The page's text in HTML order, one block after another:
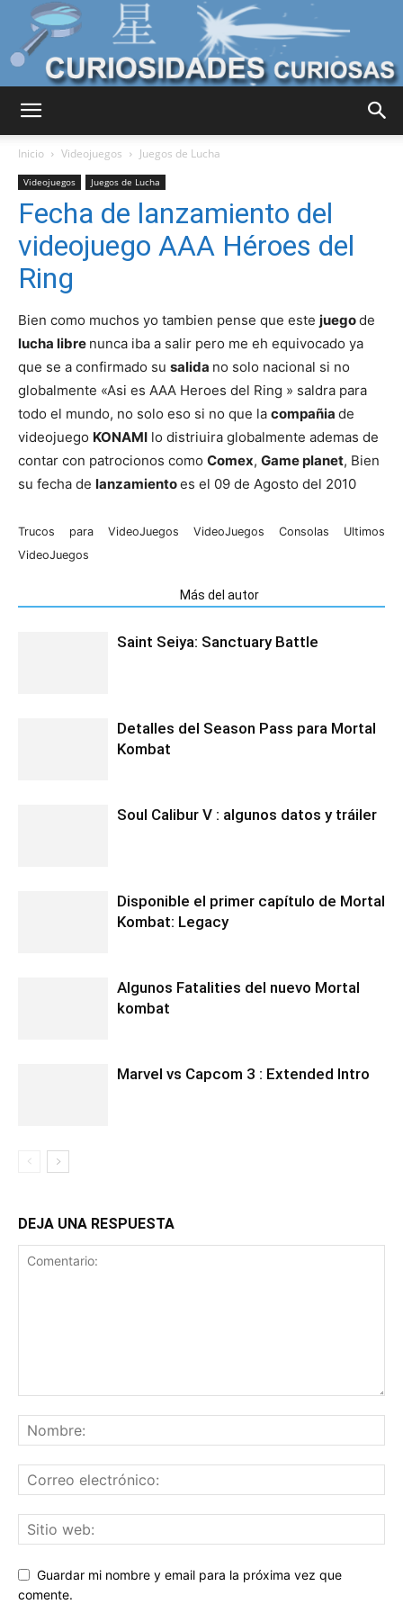
Curiosas
Mundo
Inicio Videojuegos Juegos de Lucha
Videojuegos Juegos de Lucha
Fecha de lanzamiento del
videojuego AAA Héroes del
Ring
Bien como muchos yo tambien pense que este juegode
lucha libre nunca iba a salir pero me eh equivocado ya
que se a confirmado su salida no solo nacional si no
globalmente «Asi es AAA Heroes del Ring » saldra para
todo el mundo, no solo eso si no que la compañia de
videojuego KONAMI lo distriuira globalmente ademas de
contar con patrocionos como Comex, Game planet, Bien
su fecha de lanzamientoes el 09 de Agosto del 2010
Trucos para VideoJuegos VideoJuegos Consolas
Ultimos
VideoJuegos
Más del autor
Saint Seiya: Sanctuary Battle
Detalles del Season Pass para Mortal
Kombat
Soul Calibur V : algunos datos y tráiler
Disponible el primer capítulo de Mortal
Kombat: Legacy
Algunos Fatalities del nuevo Mortal
kombat
Marvel vs Capcom 3 : Extended Intro
DEJA UNA RESPUESTA
Guardar mi nombre y email para la próxima vez que
comente.